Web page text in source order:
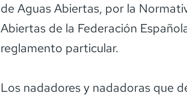
de Aguas Abiertas, por la
Abiertas de la Federación
reglamento particular.
Los nadadores y nadadoras que